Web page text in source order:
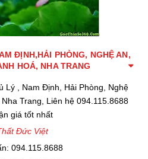
ĐỊNH,HẢI PHÒNG, NGHỆ AN,
HOÁ, NHA TRANG
Lý , Nam Định, Hải Phòng, Nghệ
Trang, Liên hệ 094.115.8688
giá tốt nhất
Đức Việt
094.115.8688